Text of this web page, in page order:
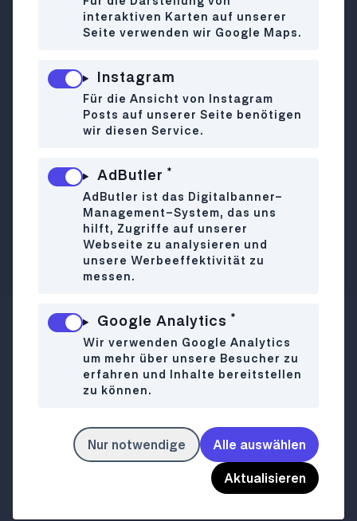
Ein Stückchen Norden im 17. Bezirk – Anns
Café holt das skandinavische
Gastfreundschaft, traditionelle
Bäckereien und Qualität stehen dabei an
erster Stelle und versetzen dich
kulinarisch nach Stockholm. Wem nach
schwedischen Pause) ist, kommt bei einer
selbst gemachten Zimtschnecke und
Kaffee aus Italien zur Ruhe. Denn hier ist
die Essenz der nordischen Kultur in jedem
Detail spürbar!
WO
1170 Wien
+43 676 7097227
Di-Fr
08:00-18:00
Sa-So
10:00-15:00
annscafe.at/
interaktiven Karten auf unserer
Seite verwenden wir Google Maps.
Instagram
Für die Ansicht von Instagram
Posts auf unserer Seite benötigen
wir diesen Service.
AdButler *
AdButler ist das Digitalbanner-
Management-System, das uns
hilft, Zugriffe auf unserer
Webseite zu analysieren und
unsere Werbeeffektivität zu
messen.
Google Analytics *
Wir verwenden Google Analytics
um mehr über unsere Besucher zu
erfahren und Inhalte bereitstellen
zu können.
Nur notwendige Alle auswählen
Aktualisieren